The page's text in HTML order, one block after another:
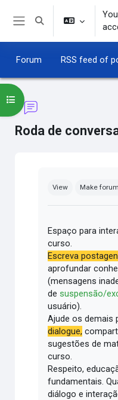
Skip to main content
Toggle search input
Forum RSS feed of
Roda de
Open course index
View Make
Espaço para
curso.
Escreva
aprofundar
(mensagens
desuspensão/
usuário).
Ajude os demais
dialogue,
sugestões de
curso.
Respeito,
fundamentais.
diálogo e